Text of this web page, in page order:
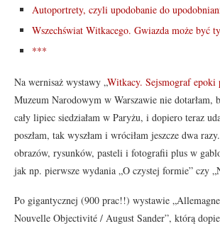
Autoportrety, czyli upodobanie do
Wszechświat Witkacego. Gwiazda może być
***
Na wernisaż wystawy „Witkacy. Sejsmograf epoki
Muzeum Narodowym w Warszawie nie dotarłam,
cały lipiec siedziałam w Paryżu, i dopiero teraz
poszłam, tak wyszłam i wróciłam jeszcze dwa
obrazów, rysunków, pasteli i fotografii plus w
jak np. pierwsze wydania „O czystej formie” czy
Po gigantycznej (900 prac!!) wystawie
Nouvelle Objectivité / August Sander”, którą